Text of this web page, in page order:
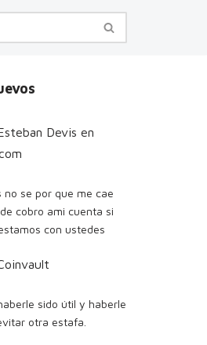
Devis en
no se por que me cae
cobro ami cuenta si
con ustedes
sido útil y haberle
otra estafa.